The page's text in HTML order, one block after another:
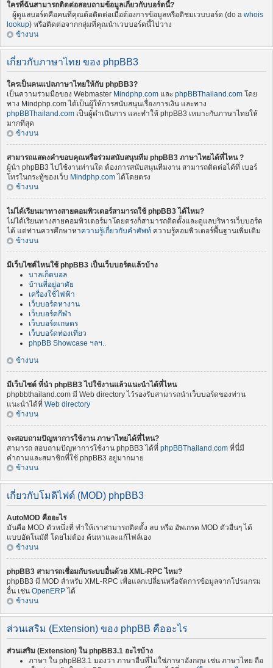
ใครที่ฉันสามารถติดต่อสอบถามข้อมูลเกี่ยวกับบอร์ดนี้?
ผู้ดูแลบอร์ดคือคนที่คุณต้อติดต่อเมื่อต้องการข้อมูลหรือติชมเวบบอร์ด (do a whois
lookup) หรือติดต่อจากกลุ่มที่คุณนำเวบบอร์ดนี้ไปวาง
ข้างบน
เกี่ยวกับภาษาไทย ของ phpBB3
ใครเป็นคนแปลภาษาไทยให้กับ phpBB3?
เป็นความร่วมมือของ Webmaster Mindphp.com และ phpBBThailand.com โดย
ทาง Mindphp.com ได้เป็นผู้ให้การสนับสนุนเรื่องการเงิน และทาง
phpBBThailand.com เป็นผู้ดำเนินการ และทำให้ phpBB3 เหมาะกับภาษาไทยให้
มากที่สุด
ข้างบน
สามารถแสดงคำขอบคุณหรือร่วมสนับสนุนทีม phpBB3 ภาษาไทยได้ที่ไหน ?
ผู้นำ phpBB3 ไปใช้งานท่านใด ต้องการสนับสนุนทีมงาน สามารถติดต่อได้ที่ เบอร์
โทรในกระทู้ของเว็บ Mindphp.com ได้โดยตรง
ข้างบน
ไม่ได้เรียนมาทางสายคอมพิวเตอร์สามารถใช้ phpBB3 ได้ไหม?
ไม่ได้เรียนทางสายคอมพิวเตอร์มาโดยตรงก็สามารถติดตั้งและดูแลบริหารเว็บบอร์ด
ได้ แต่ท่านควรศึกษาหาความรู้เกี่ยวกับคำศัพท์ ความรู้คอมพิวเตอร์พื้นฐานเพิ่มเติม
ข้างบน
มีเว็บไซต์ไหนใช้ phpBB3 เป็นเว็บบอร์ดแล้วบ้าง
บาลเก็ตบอล
บ้านที่อยู่อาศัย
เครื่องใช้ไฟฟ้า
เว็บบอร์ดหางาน
เว็บบอร์ดกีฬา
เว็บบอร์ดเกษตร
เว็บบอร์ดท่องเที่ยว
phpBB Showcase ฯลฯ..
ข้างบน
มีเว็บไซต์ ที่นำ phpBB3 ไปใช้งานแล้วแนะนำได้ที่ไหน
phpbbthailand.com มี Web directory ไว้รองรับสามารถนำเว็บบอร์ดของท่าน
แนะนำได้ที่ Web directory
ข้างบน
จะสอบถามปัญหาการใช้งาน ภาษาไทยได้ที่ไหน?
สามารถ สอบถามปัญหาการใช้งาน phpBB3 ได้ที่ phpBBThailand.com ที่นี่มี
คำถามและสมาชิกที่ใช้ phpBB3 อยู่มากมาย
ข้างบน
เกี่ยวกับโมดิไฟด์ (MOD) phpBB3
AutoMOD คืออะไร
มันคือ MOD ตัวหนึ่งที่ ทำให้เราสามารถติดตั้ง ลบ หรือ อัพเกรด MOD ตัวอื่นๆ ได้
แบบอัตโนมัตื โดยไม่ต้อง ค้นหาและแก้ไฟล์เอง
ข้างบน
phpBB3 สามารถเชื่อมกับระบบอื่นด้วย XML-RPC ไหม?
phpBB3 มี MOD สำหรับ XML-RPC เพื่อแลกเปลี่ยนหรือจัดการข้อมูลจากโปรแกรม
อื่น เช่น OpenERP ได้
ข้างบน
ส่วนเสริม (Extension) ของ phpBB คืออะไร
ส่วนเสริม (Extension) ใน phpBB3.1 อะไรบ้าง
ภาษา ใน phpBB3.1 มองว่า ภาษาอื่นที่ไม่ใช่ภาษาอังกฤษ เช่น ภาษาไทย ถือ